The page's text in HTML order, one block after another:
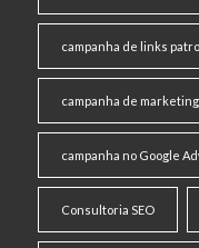
campanha de links
campanha de
campanha no Google
Consultoria SEO